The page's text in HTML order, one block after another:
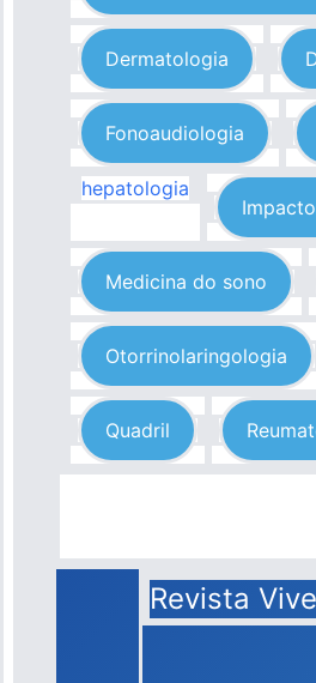
Dermatologia
Fonoaudiologia
hepatologia
Medicina do sono
Otorrinolaringologia
Quadril
Revista